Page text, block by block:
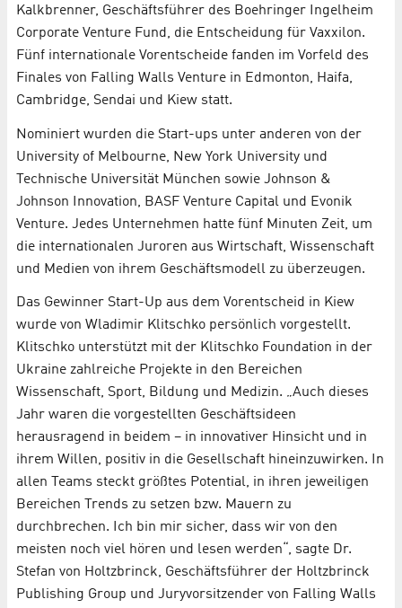
Kalkbrenner, Geschäftsführer des Boehringer Ingelheim
Corporate Venture Fund, die Entscheidung für Vaxxilon.
Fünf internationale Vorentscheide fanden im Vorfeld des
Finales von Falling Walls Venture in Edmonton, Haifa,
Cambridge, Sendai und Kiew statt.
Nominiert wurden die Start-­ups unter anderen von der
University of Melbourne, New York University und
Technische Universität München sowie Johnson &
Johnson Innovation, BASF Venture Capital und Evonik
Venture. Jedes Unternehmen hatte fünf Minuten Zeit, um
die internationalen Juroren aus Wirtschaft, Wissenschaft
und Medien von ihrem Geschäftsmodell zu überzeugen.
Das Gewinner Start-­Up aus dem Vorentscheid in Kiew
wurde von Wladimir Klitschko persönlich vorgestellt.
Klitschko unterstützt mit der Klitschko Foundation in der
Ukraine zahlreiche Projekte in den Bereichen
Wissenschaft, Sport, Bildung und Medizin. „Auch dieses
Jahr waren die vorgestellten Geschäftsideen
herausragend in beidem – in innovativer Hinsicht und in
ihrem Willen, positiv in die Gesellschaft hineinzuwirken. In
allen Teams steckt größtes Potential, in ihren jeweiligen
Bereichen Trends zu setzen bzw. Mauern zu
durchbrechen. Ich bin mir sicher, dass wir von den
meisten noch viel hören und lesen werden“, sagte Dr.
Stefan von Holtzbrinck, Geschäftsführer der Holtzbrinck
Publishing Group und Juryvorsitzender von Falling Walls